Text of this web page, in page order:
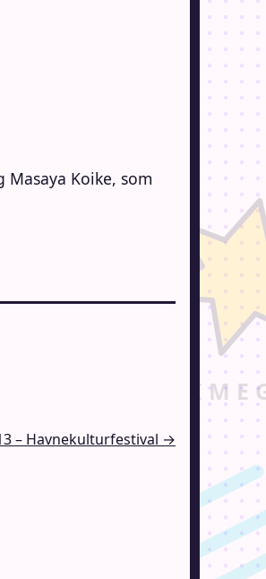
Masaya Koike, som
– Havnekulturfestival →